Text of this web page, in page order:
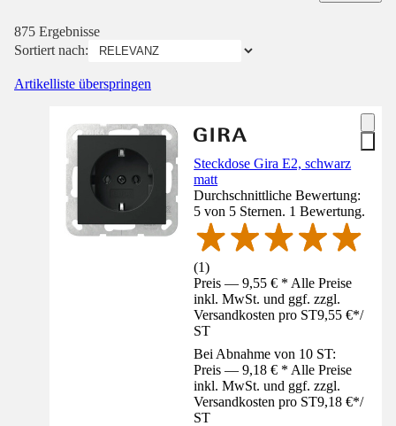
875 Ergebnisse
Sortiert nach:
Artikelliste überspringen
Steckdose Gira E2, schwarz
matt
Durchschnittliche Bewertung:
5 von 5 Sternen. 1 Bewertung.
(1)
Preis — 9,55 € * Alle Preise
inkl. MwSt. und ggf. zzgl.
Versandkosten pro ST9,55 €*/
ST
Bei Abnahme von 10 ST:
Preis — 9,18 € * Alle Preise
inkl. MwSt. und ggf. zzgl.
Versandkosten pro ST9,18 €*/
ST